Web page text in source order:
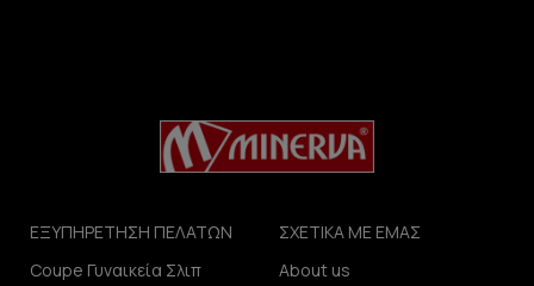
ΕΞΥΠΗΡΕΤΗΣΗ ΠΕΛΑΤΩΝ
Coupe Γυναικεία Σλιπ
ΣΧΕΤΙΚΑ ΜΕ ΕΜΑΣ
About us